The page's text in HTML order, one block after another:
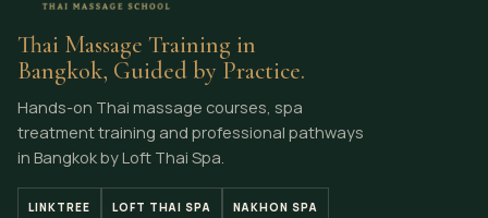
Thai Massage Training in
Bangkok, Guided by Practice.
Hands-on Thai massage courses, spa
treatment training and professional pathways
in Bangkok by Loft Thai Spa.
LINKTREE LOFT THAI SPA NAKHON SPA